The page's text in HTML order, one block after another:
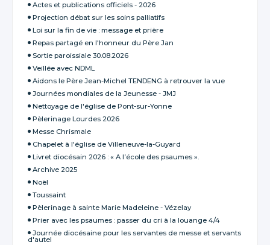
Actes et publications officiels - 2026
Projection débat sur les soins palliatifs
Loi sur la fin de vie : message et prière
Repas partagé en l'honneur du Père Jan
Sortie paroissiale 30.08.2026
Veillée avec NDML
Aidons le Père Jean-Michel TENDENG à retrouver la vue
Journées mondiales de la Jeunesse - JMJ
Nettoyage de l'église de Pont-sur-Yonne
Pèlerinage Lourdes 2026
Messe Chrismale
Chapelet à l'église de Villeneuve-la-Guyard
Livret diocésain 2026 : « A l’école des psaumes ».
Archive 2025
Noël
Toussaint
Pèlerinage à sainte Marie Madeleine - Vézelay
Prier avec les psaumes : passer du cri à la louange 4/4
Journée diocésaine pour les servantes de messe et servants
d'autel